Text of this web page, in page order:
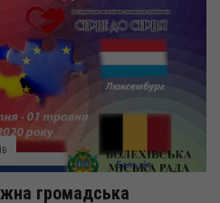
громадська